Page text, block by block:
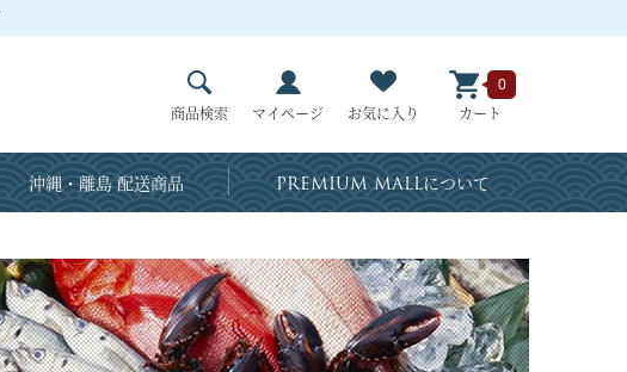
商品検索 マイページ お気に入り カート
0
沖縄・離島 配送商品 PREMIUM MALLについて